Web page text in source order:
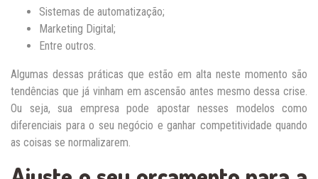
Sistemas de automatização;
Marketing Digital;
Entre outros.
Algumas dessas práticas que estão em alta neste momento são
tendências que já vinham em ascensão antes mesmo dessa crise.
Ou seja, sua empresa pode apostar nesses modelos como
diferenciais para o seu negócio e ganhar competitividade quando
as coisas se normalizarem.